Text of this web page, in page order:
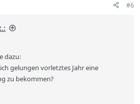
#6
dazu:
gelungen vorletztes Jahr eine
zu bekommen?